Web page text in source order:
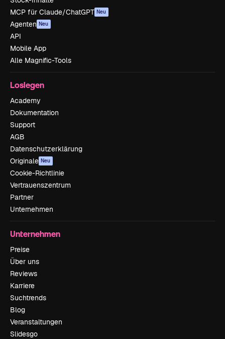
MCP für Claude/ChatGPT Neu
Agenten Neu
API
Mobile App
Alle Magnific-Tools
Loslegen
Academy
Dokumentation
Support
AGB
Datenschutzerklärung
Originale Neu
Cookie-Richtlinie
Vertrauenszentrum
Partner
Unternehmen
Unternehmen
Preise
Über uns
Reviews
Karriere
Suchtrends
Blog
Veranstaltungen
Slidesgo